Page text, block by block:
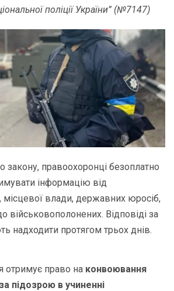
поліції України” (№7147)
закону, правоохоронці безоплатно
інформацію від
місцевої влади, державних юросіб,
військовополонених. Відповіді за
надходити протягом трьох днів.
отримує право на конвоювання
підозрою в учиненні